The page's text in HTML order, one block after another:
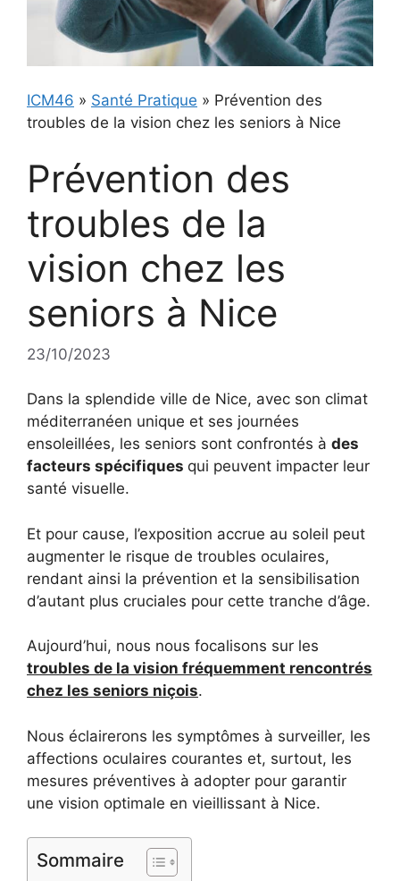
ICM46 » Santé Pratique » Prévention des
troubles de la vision chez les seniors à Nice
Prévention des
troubles de la
vision chez les
seniors à Nice
23/10/2023
Dans la splendide ville de Nice, avec son climat
méditerranéen unique et ses journées
ensoleillées, les seniors sont confrontés à des
facteurs spécifiques qui peuvent impacter leur
santé visuelle.
Et pour cause, l’exposition accrue au soleil peut
augmenter le risque de troubles oculaires,
rendant ainsi la prévention et la sensibilisation
d’autant plus cruciales pour cette tranche d’âge.
Aujourd’hui, nous nous focalisons sur les
troubles de la vision fréquemment rencontrés
chez les seniors niçois.
Nous éclairerons les symptômes à surveiller, les
affections oculaires courantes et, surtout, les
mesures préventives à adopter pour garantir
une vision optimale en vieillissant à Nice.
Sommaire